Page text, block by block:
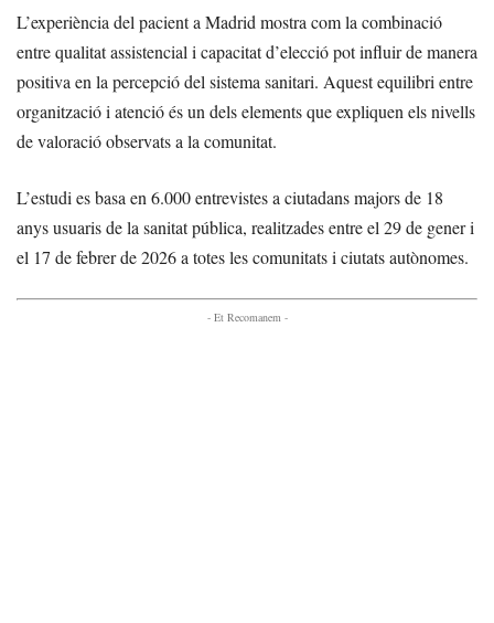
L’experiència del pacient a Madrid mostra com la combinació
entre qualitat assistencial i capacitat d’elecció pot influir de manera
positiva en la percepció del sistema sanitari. Aquest equilibri entre
organització i atenció és un dels elements que expliquen els nivells
de valoració observats a la comunitat.
L’estudi es basa en 6.000 entrevistes a ciutadans majors de 18
anys usuaris de la sanitat pública, realitzades entre el 29 de gener i
el 17 de febrer de 2026 a totes les comunitats i ciutats autònomes.
- Et Recomanem -